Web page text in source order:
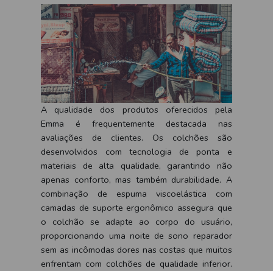
A qualidade dos produtos oferecidos pela
Emma é frequentemente destacada nas
avaliações de clientes. Os colchões são
desenvolvidos com tecnologia de ponta e
materiais de alta qualidade, garantindo não
apenas conforto, mas também durabilidade. A
combinação de espuma viscoelástica com
camadas de suporte ergonômico assegura que
o colchão se adapte ao corpo do usuário,
proporcionando uma noite de sono reparador
sem as incômodas dores nas costas que muitos
enfrentam com colchões de qualidade inferior.